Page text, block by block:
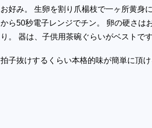
お好み。 生卵を割り爪楊枝で一ヶ所黄身
から50秒電子レンジでチン。 卵の硬さは
り。 器は、子供用茶碗ぐらいがベストです
拍子抜けするくらい本格的味が簡単に頂け